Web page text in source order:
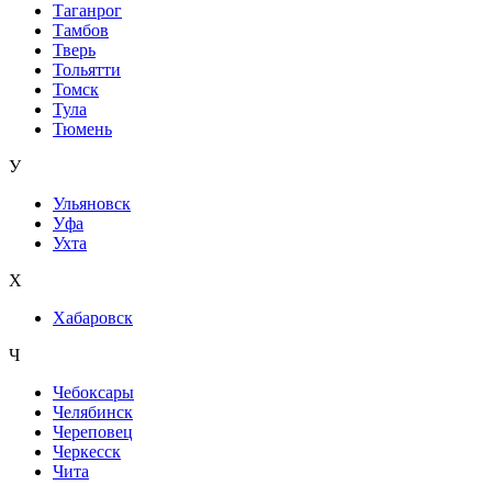
Таганрог
Тамбов
Тверь
Тольятти
Томск
Тула
Тюмень
У
Ульяновск
Уфа
Ухта
Х
Хабаровск
Ч
Чебоксары
Челябинск
Череповец
Черкесск
Чита